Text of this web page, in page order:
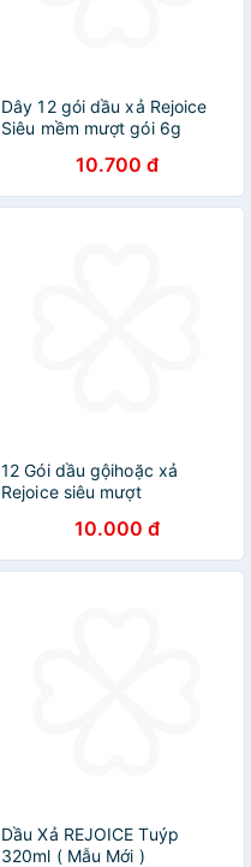
Dây 12 gói dầu xả Rejoice
Siêu mềm mượt gói 6g
10.700 đ
12 Gói dầu gộihoặc xả
Rejoice siêu mượt
10.000 đ
Dầu Xả REJOICE Tuýp
320ml ( Mẫu Mới )